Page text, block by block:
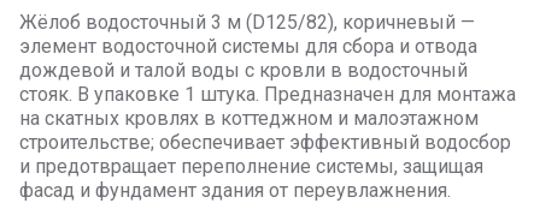
Жёлоб водосточный 3 м (D125/82), коричневый —
элемент водосточной системы для сбора и отвода
дождевой и талой воды с кровли в водосточный
стояк. В упаковке 1 штука. Предназначен для монтажа
на скатных кровлях в коттеджном и малоэтажном
строительстве; обеспечивает эффективный водосбор
и предотвращает переполнение системы, защищая
фасад и фундамент здания от переувлажнения.